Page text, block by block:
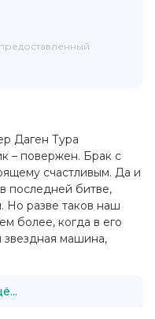
Даген Тура
– повержен. Брак с
счастливым. Да и
последней битве,
Но разве таков наш
более, когда в его
звездная машина,